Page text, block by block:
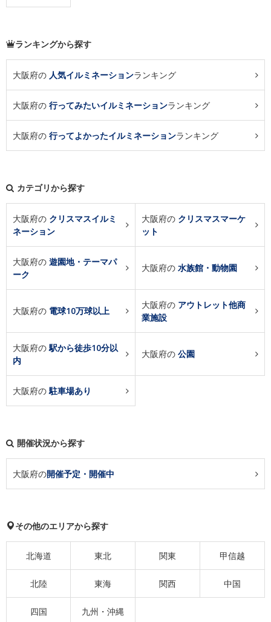
ランキングから探す
大阪府の 人気イルミネーションランキング
大阪府の 行ってみたいイルミネーションランキング
大阪府の 行ってよかったイルミネーションランキング
カテゴリから探す
大阪府の クリスマスイルミ
ネーション
大阪府の クリスマスマーケ
ット
大阪府の 遊園地・テーマパ
ーク
大阪府の 水族館・動物園
大阪府の 電球10万球以上
大阪府の アウトレット他商
業施設
大阪府の駅から徒歩10分以
内
大阪府の 公園
大阪府の駐車場あり
開催状況から探す
大阪府の開催予定・開催中
その他のエリアから探す
北海道 東北 関東 甲信越
北陸 東海 関西 中国
四国 九州・沖縄